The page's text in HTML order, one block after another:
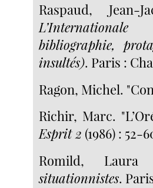
Raspaud, Jean-
bibliographie,
insultés). Paris :
Ragon, Michel.
Richir, Marc.
Esprit 2 (1986) : 52-
Romild,
situationnistes.